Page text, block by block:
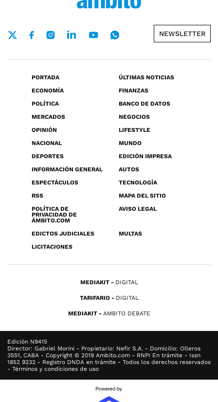
NEWSLETTER
PORTADA
ÚLTIMAS NOTICIAS
ECONOMÍA
FINANZAS
POLÍTICA
BANCO DE DATOS
MERCADOS
NEGOCIOS
OPINIÓN
LIFESTYLE
NACIONAL
MUNDO
DEPORTES
EDICIÓN IMPRESA
INFORMACIÓN GENERAL
AUTOS
ESPECTÁCULOS
TECNOLOGÍA
RSS
MAPA DEL SITIO
POLÍTICA DE
PRIVACIDAD DE
ÁMBITO.COM
AVISO LEGAL
EDICTOS JUDICIALES
MULTAS
LICITACIONES
MEDIAKIT DIGITAL
TARIFARIO DIGITAL
MEDIAKIT AMBITO DEBATE
Edición N9415
Director: Gabriel Morini - Propietario: Nefir S.A. - Domicilio: Olleros
3551, CABA - Copyright © 2019 Ambito.com - RNPI En trámite - Issn
1852 9232 - Registro DNDA en trámite - Todos los derechos reservados
- Términos y condiciones de uso